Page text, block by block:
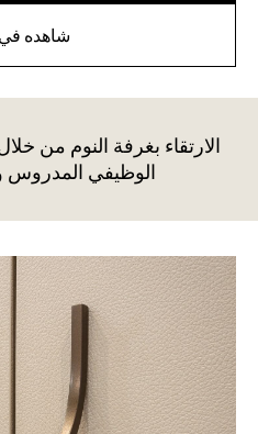
شاهده
الارتقاء بغرفة النوم من
الوظيفي المدروس